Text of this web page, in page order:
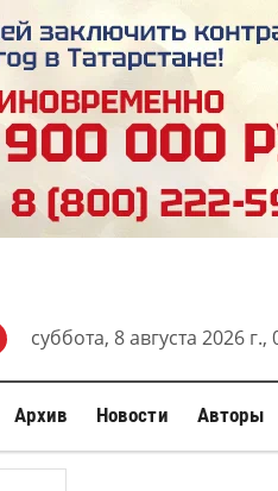
суббота, 8 августа 2026 г.,
Архив Новости Авторы